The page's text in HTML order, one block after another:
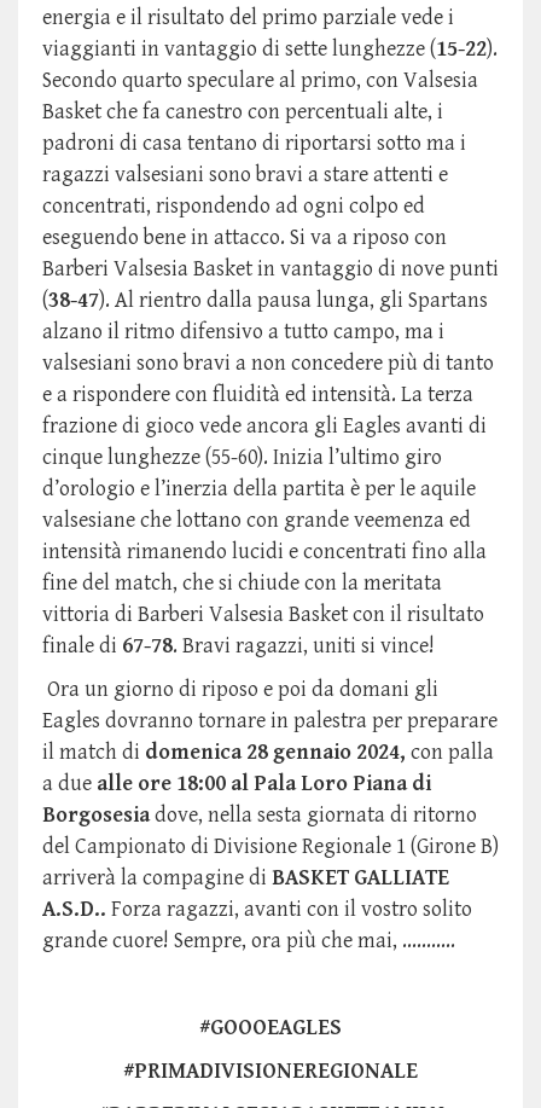
energia e il risultato del primo parziale vede i
viaggianti in vantaggio di sette lunghezze (15-22).
Secondo quarto speculare al primo, con Valsesia
Basket che fa canestro con percentuali alte, i
padroni di casa tentano di riportarsi sotto ma i
ragazzi valsesiani sono bravi a stare attenti e
concentrati, rispondendo ad ogni colpo ed
eseguendo bene in attacco. Si va a riposo con
Barberi Valsesia Basket in vantaggio di nove punti
(38-47). Al rientro dalla pausa lunga, gli Spartans
alzano il ritmo difensivo a tutto campo, ma i
valsesiani sono bravi a non concedere più di tanto
e a rispondere con fluidità ed intensità. La terza
frazione di gioco vede ancora gli Eagles avanti di
cinque lunghezze (55-60). Inizia l’ultimo giro
d’orologio e l’inerzia della partita è per le aquile
valsesiane che lottano con grande veemenza ed
intensità rimanendo lucidi e concentrati fino alla
fine del match, che si chiude con la meritata
vittoria di Barberi Valsesia Basket con il risultato
finale di 67-78. Bravi ragazzi, uniti si vince!
Ora un giorno di riposo e poi da domani gli
Eagles dovranno tornare in palestra per preparare
il match di domenica 28 gennaio 2024, con palla
a due alle ore 18:00 al Pala Loro Piana di
Borgosesiadove, nella sesta giornata di ritorno
del Campionato di Divisione Regionale 1 (Girone B)
arriverà la compagine di BASKET GALLIATE
A.S.D.. Forza ragazzi, avanti con il vostro solito
grande cuore! Sempre, ora più che mai, ...........
#GOOOEAGLES
#PRIMADIVISIONEREGIONALE